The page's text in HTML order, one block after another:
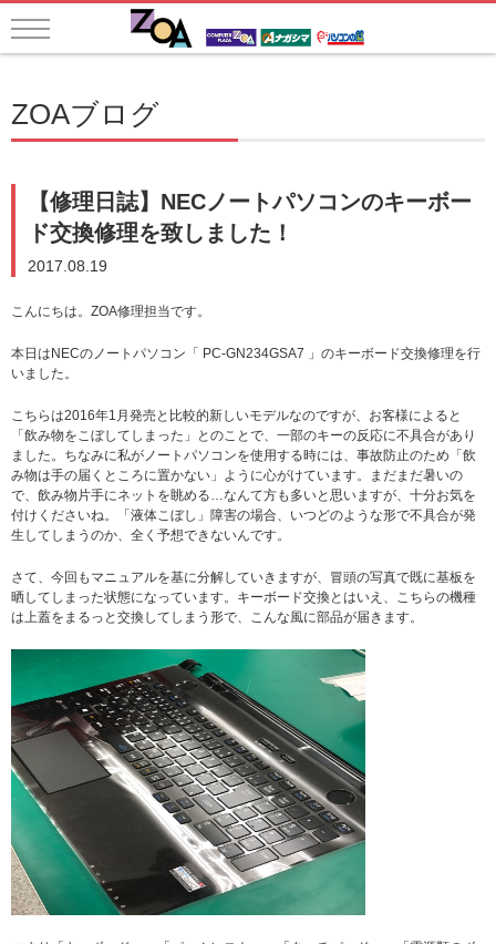
ZOAブログ
【修理日誌】NECノートパソコンのキーボー
ド交換修理を致しました！
2017.08.19
こんにちは。ZOA修理担当です。
本日はNECのノートパソコン「 PC-GN234GSA7 」のキーボード交換修理を行
いました。
こちらは2016年1月発売と比較的新しいモデルなのですが、お客様によると
「飲み物をこぼしてしまった」とのことで、一部のキーの反応に不具合があり
ました。ちなみに私がノートパソコンを使用する時には、事故防止のため「飲
み物は手の届くところに置かない」ように心がけています。まだまだ暑いの
で、飲み物片手にネットを眺める…なんて方も多いと思いますが、十分お気を
付けくださいね。「液体こぼし」障害の場合、いつどのような形で不具合が発
生してしまうのか、全く予想できないんです。
さて、今回もマニュアルを基に分解していきますが、冒頭の写真で既に基板を
晒してしまった状態になっています。キーボード交換とはいえ、こちらの機種
は上蓋をまるっと交換してしまう形で、こんな風に部品が届きます。